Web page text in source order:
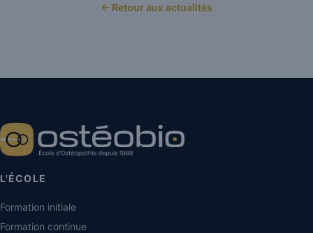
← Retour aux actualités
L'ÉCOLE
Formation initiale
Formation continue